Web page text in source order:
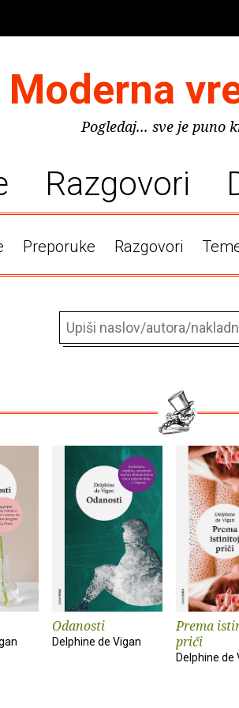
Moderna
Pogledaj... sve je puno
Razgovori
Preporuke Razgovori
Odanosti
Delphine de Vigan
Prema
priči
Delphine de